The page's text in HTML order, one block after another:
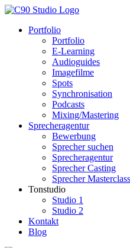
Portfolio
Portfolio
E-Learning
Audioguides
Imagefilme
Spots
Synchronisation
Podcasts
Mixing/Mastering
Sprecheragentur
Bewerbung
Sprecher suchen
Sprecheragentur
Sprecher Casting
Sprecher Masterclass
Tonstudio
Studio 1
Studio 2
Kontakt
Blog